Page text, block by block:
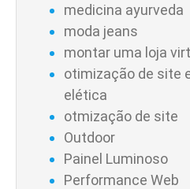
medicina ayurveda
moda jeans
montar uma loja
otimização de site
elética
otmização de site
Outdoor
Painel Luminoso
Performance Web